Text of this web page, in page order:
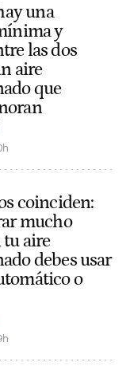
una
y
las dos
aire
que
coinciden:
mucho
aire
debes usar
o